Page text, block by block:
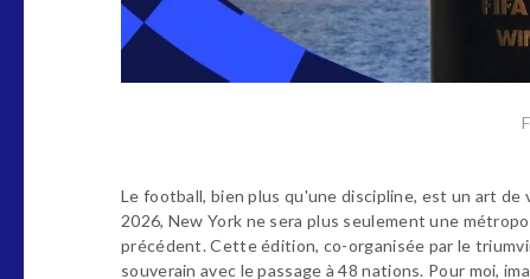
Le football, bien plus qu'une discipline, est un art
2026, New York ne sera plus seulement une
précédent. Cette édition, co-organisée par le
souverain avec le passage à 48 nations. Pour moi,